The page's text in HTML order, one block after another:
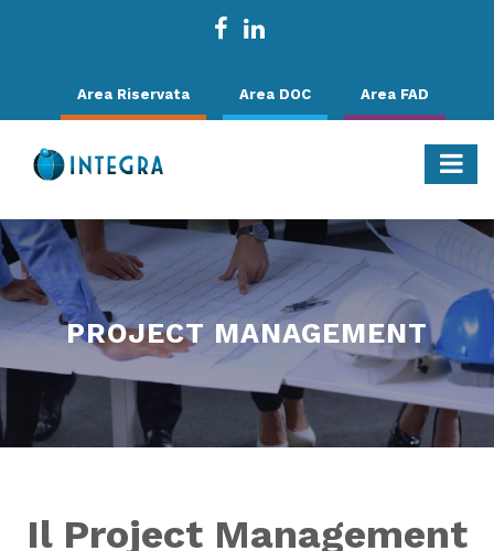
Area Riservata Area DOC Area FAD
PROJECT MANAGEMENT
Il Project Management